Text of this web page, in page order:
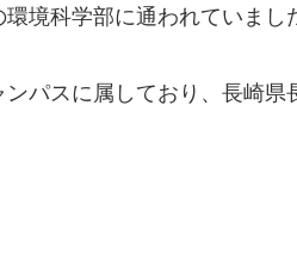
境科学部に通われていまし
パスに属しており、長崎県